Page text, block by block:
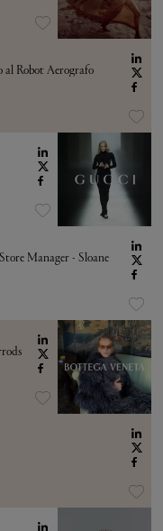
al Robot Aerografo
Manager - Sloane